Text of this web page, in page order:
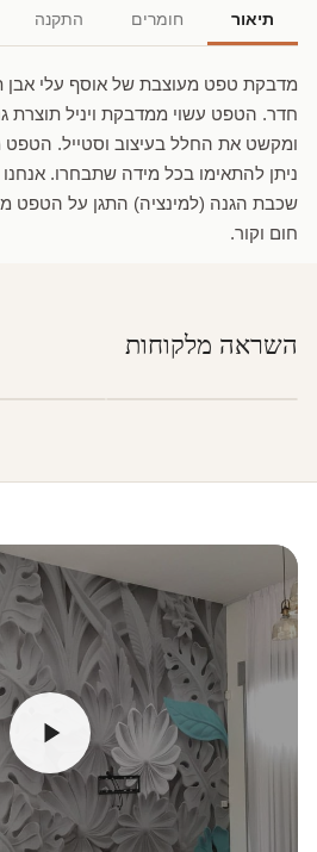
תיאור חומרים התקנה
מדבקת טפט מעוצבת של אוסף עלי אבן
חדר. הטפט עשוי ממדבקת ויניל תוצרת
ומקשט את החלל בעיצוב וסטייל.
ניתן להתאימו בכל מידה שתבחרו.
שכבת הגנה (למינציה) התגן על הטפט
חום וקור.
השראה מלקוחות